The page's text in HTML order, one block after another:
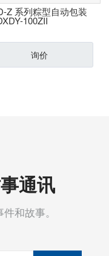
Z 系列粽型自动包装
100ZII
询价
通讯
和故事。